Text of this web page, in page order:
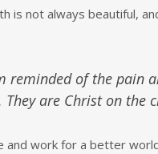
is not always beautiful,
reminded of the pain
are Christ on the
and work for a better